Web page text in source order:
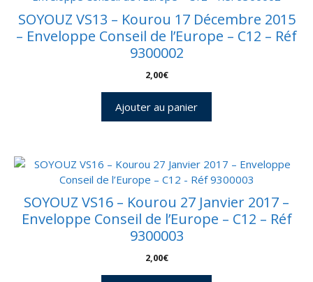
SOYOUZ VS13 – Kourou 17 Décembre 2015
– Enveloppe Conseil de l’Europe – C12 – Réf
9300002
2,00€
Ajouter au panier
SOYOUZ VS16 – Kourou 27 Janvier 2017 –
Enveloppe Conseil de l’Europe – C12 – Réf
9300003
2,00€